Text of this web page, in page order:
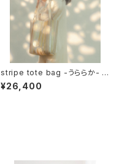
stripe tote bag -うららか- (
gold )
¥26,400